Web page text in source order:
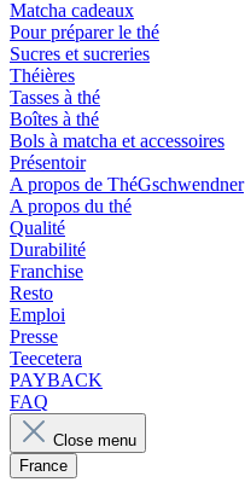
Matcha cadeaux
Pour préparer le thé
Sucres et sucreries
Théières
Tasses à thé
Boîtes à thé
Bols à matcha et accessoires
Présentoir
A propos de ThéGschwendner
A propos du thé
Qualité
Durabilité
Franchise
Resto
Emploi
Presse
Teecetera
PAYBACK
FAQ
Close menu
France